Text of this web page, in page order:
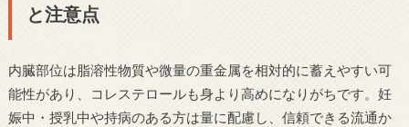
と注意点
内臓部位は脂溶性物質や微量の重金属を相対的に蓄えやすい可
能性があり、コレステロールも身より高めになりがちです。妊
娠中・授乳中や持病のある方は量に配慮し、信頼できる流通か